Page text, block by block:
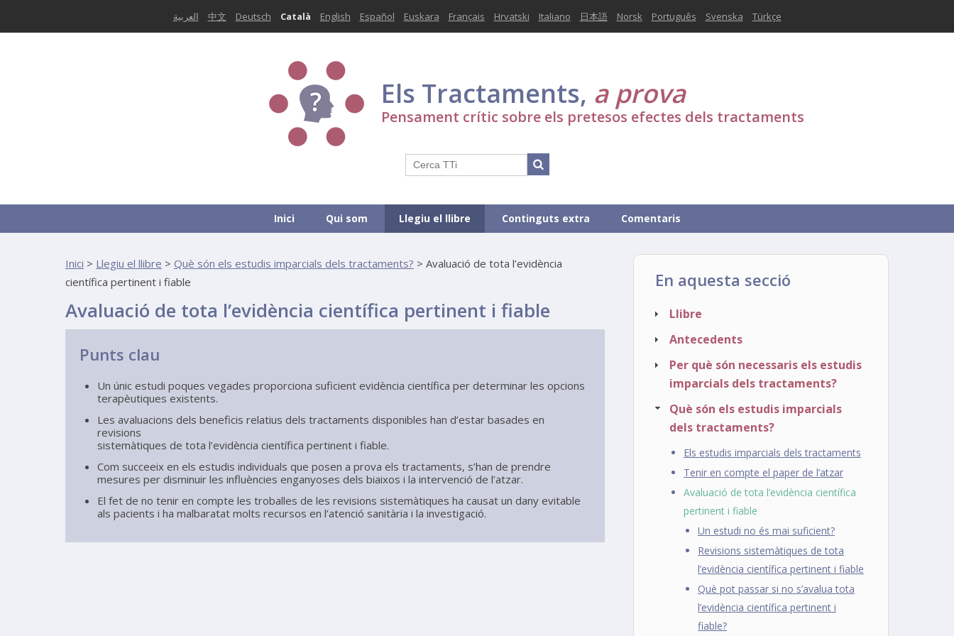
العربية 中文 Deutsch Català English Español Euskara Français Hrvatski Italiano 日本語 Norsk Português Svenska Türkçe
Els Tractaments, a prova
Pensament crític sobre els pretesos efectes dels tractaments
Inici Qui som Llegiu el llibre Continguts extra Comentaris
Inici > Llegiu el llibre > Què són els estudis imparcials dels tractaments? > Avaluació de tota l’evidència
científica pertinent i fiable
Avaluació de tota l’evidència científica pertinent i fiable
Punts clau
Un únic estudi poques vegades proporciona suficient evidència científica per determinar les opcions
terapèutiques existents.
Les avaluacions dels beneficis relatius dels tractaments disponibles han d’estar basades en
revisions
sistemàtiques de tota l’evidència científica pertinent i fiable.
Com succeeix en els estudis individuals que posen a prova els tractaments, s’han de prendre
mesures per disminuir les influències enganyoses dels biaixos i la intervenció de l’atzar.
El fet de no tenir en compte les troballes de les revisions sistemàtiques ha causat un dany evitable
als pacients i ha malbaratat molts recursos en l’atenció sanitària i la investigació.
En aquesta secció
Llibre
Antecedents
Per què són necessaris els estudis
imparcials dels tractaments?
Què són els estudis imparcials
dels tractaments?
Els estudis imparcials dels tractaments
Tenir en compte el paper de l’atzar
Avaluació de tota l’evidència científica
pertinent i fiable
Un estudi no és mai suficient?
Revisions sistemàtiques de tota
l’evidència científica pertinent i fiable
Què pot passar si no s’avalua tota
l’evidència científica pertinent i
fiable?